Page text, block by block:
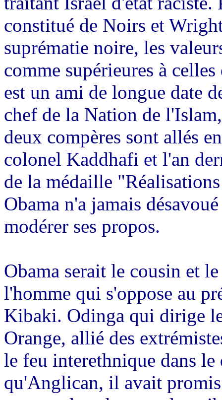
constitué de Noirs et
suprématie noire, les
comme supérieures à
est un ami de longue date
chef de la Nation de
deux compères sont allés
colonel Kaddhafi et l'an
de la médaille
Obama n'a jamais
modérer ses propos.
Obama serait le cousin et
l'homme qui s'oppose au
Kibaki. Odinga qui dirige
Orange, allié des
le feu interethnique dans
qu'Anglican, il avait